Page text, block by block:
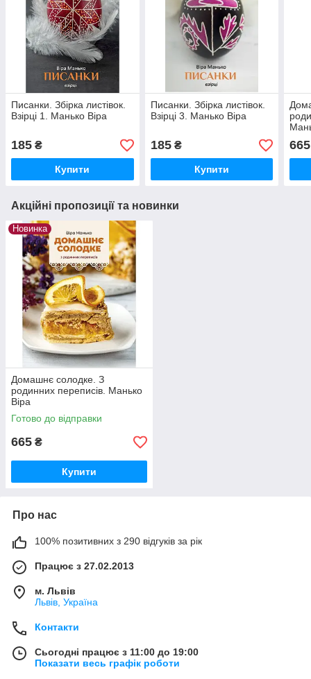
Писанки. Збірка листівок.
Взірці 1. Манько Віра
185 ₴
Купити
Писанки. Збірка листівок.
Взірці 3. Манько Віра
185₴
Купити
665
Акційні пропозиції та новинки
Новинка
Домашнє солодке. З
родинних переписів. Манько
Віра
Готово до відправки
665 ₴
Купити
Про нас
100% позитивних з 290 відгуків за рік
Працює з 27.02.2013
м. Львів
Львів, Україна
Контакти
Сьогодні працює з 11:00 до 19:00
Показати весь графік роботи